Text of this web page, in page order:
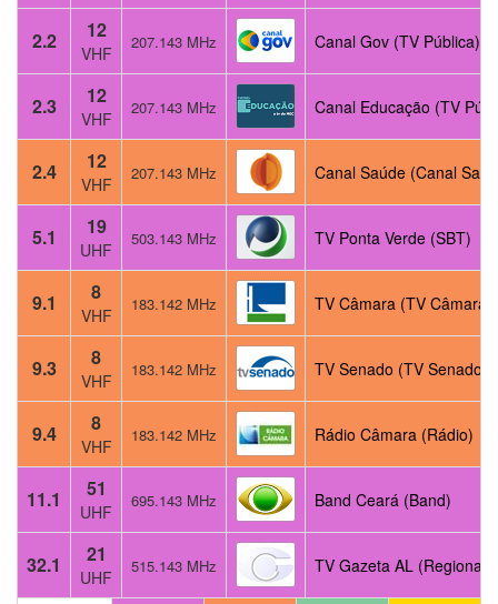
2.2 12
VHF
207.143 MHz Canal Gov (TV Pública)
2.3 12
VHF
207.143 MHz Canal Educação (TV
2.4 12
VHF
207.143 MHz Canal Saúde (Canal
5.1 19
UHF
503.143 MHz TV Ponta Verde (SBT)
9.1 8
VHF
183.142 MHz TV Câmara (TV Câmara)
9.3 8
VHF
183.142 MHz TV Senado (TV Senado)
9.4 8
VHF
183.142 MHz Rádio Câmara (Rádio)
11.1 51
UHF
695.143 MHz Band Ceará (Band)
32.1 21
UHF
515.143 MHz TV Gazeta AL (Regional)